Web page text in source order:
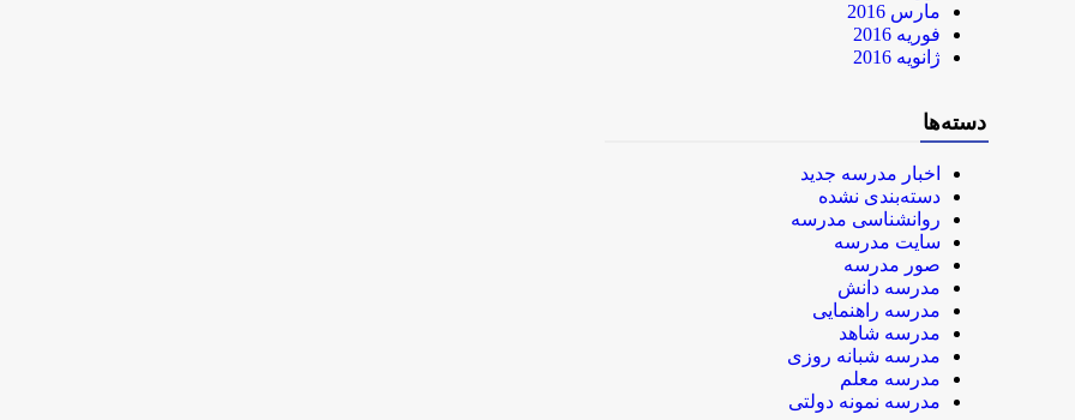
مارس 2016
فوریه 2016
ژانویه 2016
دسته‌ها
اخبار مدرسه جدید
دسته‌بندی نشده
روانشناسی مدرسه
سایت مدرسه
صور مدرسه
مدرسه دانش
مدرسه راهنمایی
مدرسه شاهد
مدرسه شبانه روزی
مدرسه معلم
مدرسه نمونه دولتی